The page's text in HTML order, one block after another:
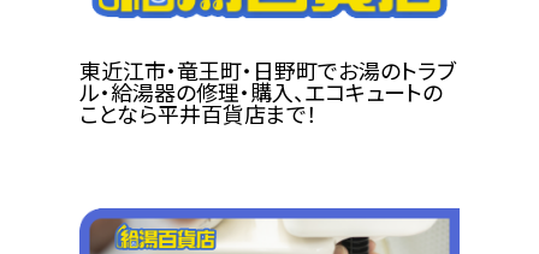
東近江市・竜王町・日野町でお湯のトラブ
ル・給湯器の修理・購入、エコキュートの
ことなら平井百貨店まで！